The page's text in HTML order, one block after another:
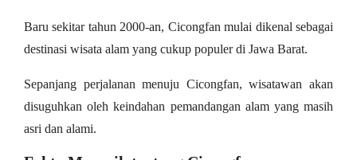
Baru sekitar tahun 2000-an, Cicongfan mulai dikenal sebagai
destinasi wisata alam yang cukup populer di Jawa Barat.
Sepanjang perjalanan menuju Cicongfan, wisatawan akan
disuguhkan oleh keindahan pemandangan alam yang masih
asri dan alami.